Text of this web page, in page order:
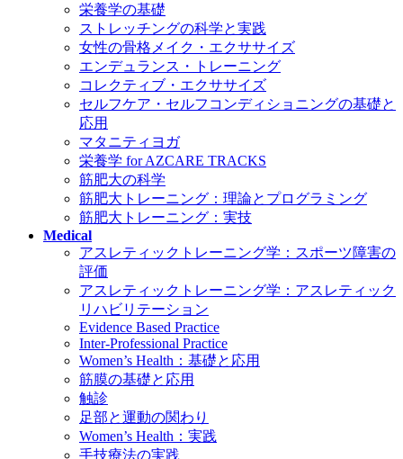
栄養学の基礎
ストレッチングの科学と実践
女性の骨格メイク・エクササイズ
エンデュランス・トレーニング
コレクティブ・エクササイズ
セルフケア・セルフコンディショニングの基礎と
応用
マタニティヨガ
栄養学 for AZCARE TRACKS
筋肥大の科学
筋肥大トレーニング：理論とプログラミング
筋肥大トレーニング：実技
Medical
アスレティックトレーニング学：スポーツ障害の
評価
アスレティックトレーニング学：アスレティック
リハビリテーション
Evidence Based Practice
Inter-Professional Practice
Women’s Health：基礎と応用
筋膜の基礎と応用
触診
足部と運動の関わり
Women’s Health：実践
手技療法の実践